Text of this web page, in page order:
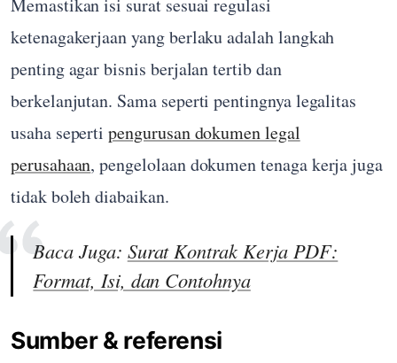
Memastikan isi surat sesuai regulasi
ketenagakerjaan yang berlaku adalah langkah
penting agar bisnis berjalan tertib dan
berkelanjutan. Sama seperti pentingnya legalitas
usaha sepertipengurusan dokumen legal
perusahaan, pengelolaan dokumen tenaga kerja juga
tidak boleh diabaikan.
Baca Juga: Surat Kontrak Kerja PDF:
Format, Isi, dan Contohnya
Sumber & referensi